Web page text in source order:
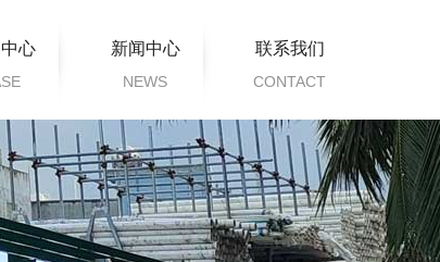
心
例
新闻中心
NEWS
公司新闻
行业动态
常见问题
联系我们
CONTACT